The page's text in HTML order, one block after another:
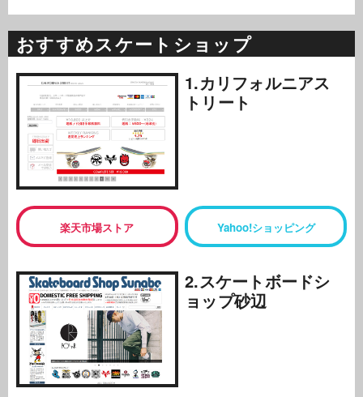
おすすめスケートショップ
1.カリフォルニアス
トリート
楽天市場ストア Yahoo!ショッピング
2.スケートボードシ
ョップ砂辺